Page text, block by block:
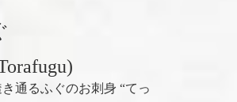
通るふぐのお刺身 “てっ